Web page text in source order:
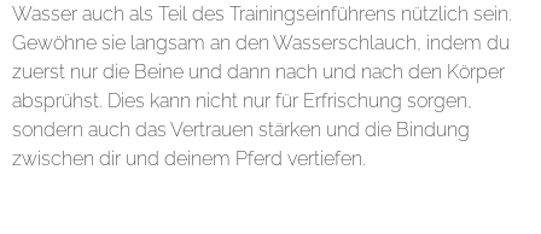
Wasser auch als Teil des Trainingseinführens nützlich sein.
Gewöhne sie langsam an den Wasserschlauch, indem du
zuerst nur die Beine und dann nach und nach den Körper
absprühst. Dies kann nicht nur für Erfrischung sorgen,
sondern auch das Vertrauen stärken und die Bindung
zwischen dir und deinem Pferd vertiefen.